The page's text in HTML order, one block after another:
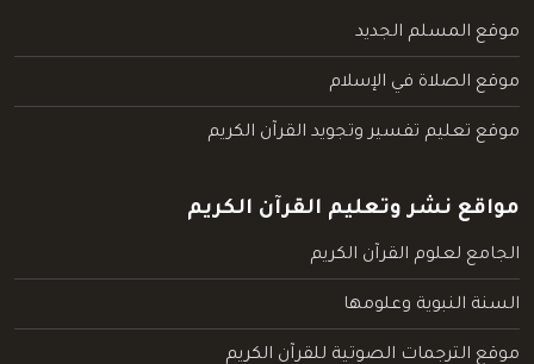
موقع المسلم الجديد
موقع الصلاة في الإسلام
موقع تعليم تفسير وتجويد القرآن الكريم
مواقع نشر وتعليم القرآن الكريم
الجامع لعلوم القرآن الكريم
السنة النبوية وعلومها
موقع الترجمات الصوتية للقرآن الكريم